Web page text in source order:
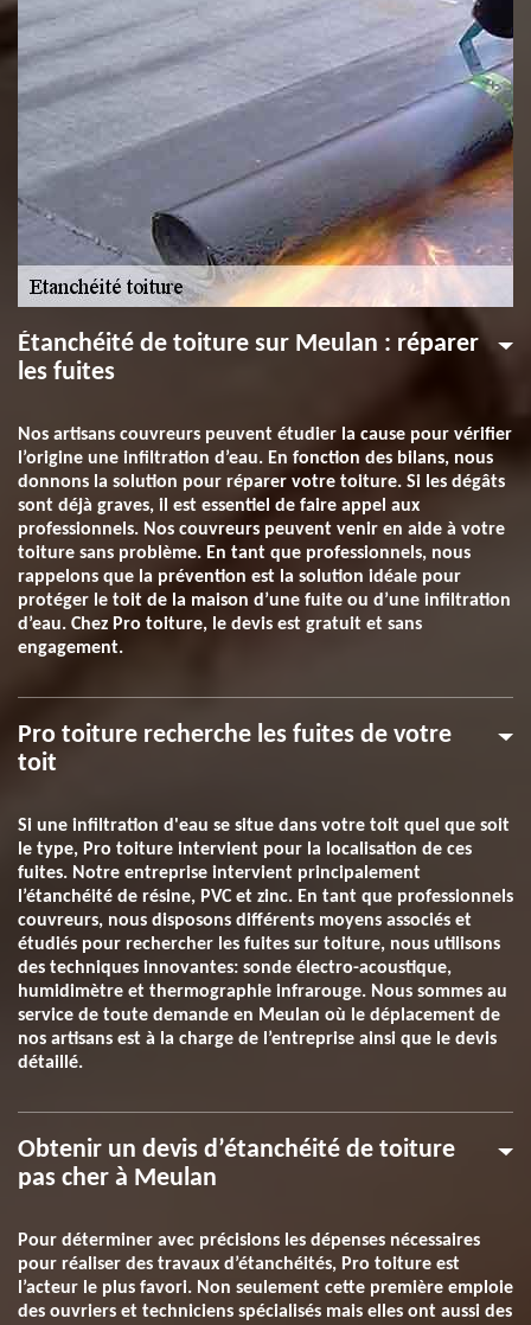
Étanchéité de toiture sur Meulan : réparer
les fuites
Nos artisans couvreurs peuvent étudier la cause pour vérifier
l’origine une infiltration d’eau. En fonction des bilans, nous
donnons la solution pour réparer votre toiture. Si les dégâts
sont déjà graves, il est essentiel de faire appel aux
professionnels. Nos couvreurs peuvent venir en aide à votre
toiture sans problème. En tant que professionnels, nous
rappelons que la prévention est la solution idéale pour
protéger le toit de la maison d’une fuite ou d’une infiltration
d’eau. Chez Pro toiture, le devis est gratuit et sans
engagement.
Pro toiture recherche les fuites de votre
toit
Si une infiltration d'eau se situe dans votre toit quel que soit
le type, Pro toiture intervient pour la localisation de ces
fuites. Notre entreprise intervient principalement
l’étanchéité de résine, PVC et zinc. En tant que professionnels
couvreurs, nous disposons différents moyens associés et
étudiés pour rechercher les fuites sur toiture, nous utilisons
des techniques innovantes: sonde électro-acoustique,
humidimètre et thermographie infrarouge. Nous sommes au
service de toute demande en Meulan où le déplacement de
nos artisans est à la charge de l’entreprise ainsi que le devis
détaillé.
Obtenir un devis d’étanchéité de toiture
pas cher à Meulan
Pour déterminer avec précisions les dépenses nécessaires
pour réaliser des travaux d’étanchéités, Pro toiture est
l’acteur le plus favori. Non seulement cette première emploie
des ouvriers et techniciens spécialisés mais elles ont aussi des